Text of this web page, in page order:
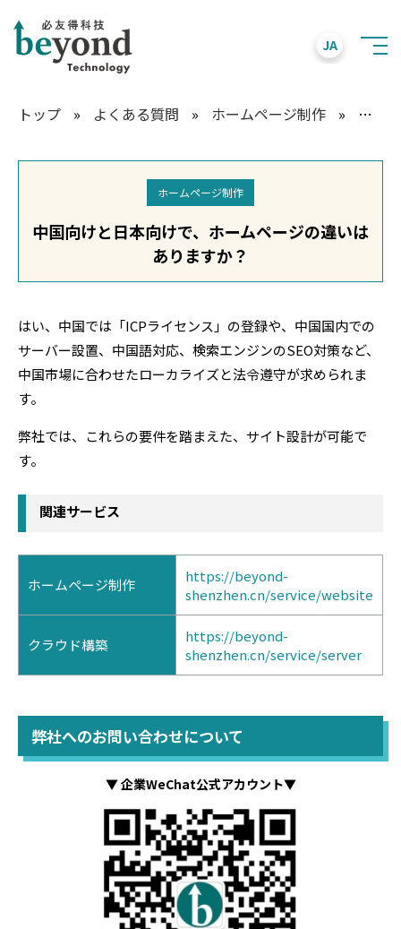
JA
トップ » よくある質問 » ホームページ制作 » 中国
ホームページ制作
中国向けと日本向けで、ホームページの違いは
ありますか？
はい、中国では「ICPライセンス」の登録や、中国国内での
サーバー設置、中国語対応、検索エンジンのSEO対策など、
中国市場に合わせたローカライズと法令遵守が求められま
す。
弊社では、これらの要件を踏まえた、サイト設計が可能で
す。
関連サービス
ホームページ制作
https://beyond-
shenzhen.cn/service/website
クラウド構築
https://beyond-
shenzhen.cn/service/server
弊社へのお問い合わせについて
▼ 企業WeChat公式アカウント▼